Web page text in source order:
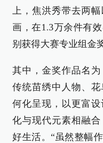
上，焦洪秀带去两
画，在1.3万余件有
别获得大赛专业组金
其中，金奖作品名
传统苗绣中人物、
何化呈现，以更富
化与现代元素相融
好生活。“虽然整幅